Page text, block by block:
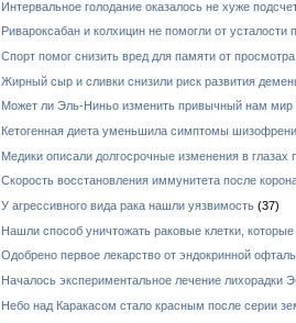
Интервальное голодание оказалось не хуже
Ривароксабан и колхицин не помогли от усталости
Спорт помог снизить вред для памяти от
Жирный сыр и сливки снизили риск развития
Может ли Эль-Ниньо изменить привычный нам мир
Кетогенная диета уменьшила симптомы
Медики описали долгосрочные изменения в глазах
Скорость восстановления иммунитета после
У агрессивного вида рака нашли уязвимость (37)
Нашли способ уничтожать раковые клетки,
Одобрено первое лекарство от эндокринной
Началось экспериментальное лечение лихорадки
Небо над Каракасом стало красным после серии